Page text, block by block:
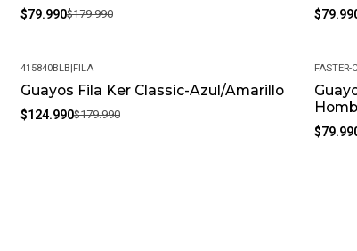
$79.990$179.990
-31%
415840BLB|FILA
Guayos Fila Ker Classic-Azul/Amarillo
$124.990$179.990
-56%
FASTER-